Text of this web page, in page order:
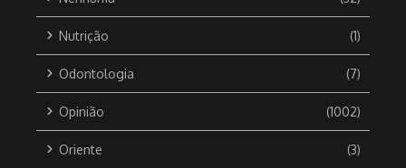
Nutrição (1)
Odontologia (7)
Opinião (1002)
Oriente (3)